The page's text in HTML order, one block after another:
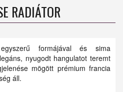
RADIÁTOR
formájával és sima
nyugodt hangulatot teremt
mögött prémium francia
áll.